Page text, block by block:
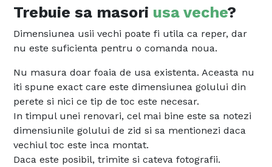
Trebuie sa masori usa veche?
Dimensiunea usii vechi poate fi utila ca reper, dar
nu este suficienta pentru o comanda noua.
Nu masura doar foaia de usa existenta. Aceasta nu
iti spune exact care este dimensiunea golului din
perete si nici ce tip de toc este necesar.
In timpul unei renovari, cel mai bine este sa notezi
dimensiunile golului de zid si sa mentionezi daca
vechiul toc este inca montat.
Daca este posibil, trimite si cateva fotografii.